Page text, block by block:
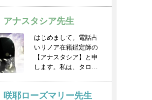
アナスタシア先生
はじめまして。電話占
いリノア在籍鑑定師の
【アナスタシア】と申
します。私は、タロッ
咲耶ローズマリー先生